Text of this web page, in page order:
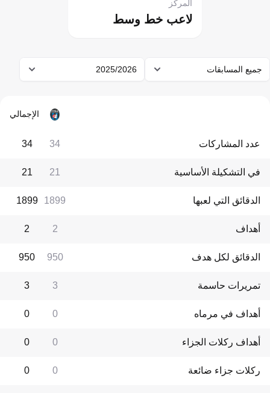
لاعب خط وسط
المركز
جميع المسابقات 2025/2026
الإجمالي
عدد المشاركات 34
34
في التشكيلة الأساسية 21
21
الدقائق التي لعبها 1899
1899
أهداف 2
2
الدقائق لكل هدف 950
950
تمريرات حاسمة 3
3
أهداف في مرماه 0
0
أهداف ركلات الجزاء 0
0
ركلات جزاء ضائعة 0
0